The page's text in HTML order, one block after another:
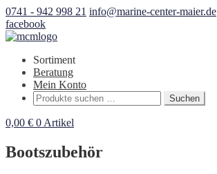
0741 - 942 998 21 info@marine-center-maier.de
facebook
Sortiment
Beratung
Mein Konto
Suchen
nach:
Suchen
0,00 € 0 Artikel
Bootszubehör